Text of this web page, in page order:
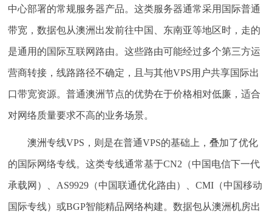
中心部署的常规服务器产品。这类服务器通常采用国际普通
带宽，数据包从澳洲出发前往中国、东南亚等地区时，走的
是通用的国际互联网路由。这些路由可能经过多个第三方运
营商转接，线路路径不确定，且与其他VPS用户共享国际出
口带宽资源。普通澳洲节点的优势在于价格相对低廉，适合
对网络质量要求不高的业务场景。
澳洲专线VPS ，则是在普通VPS的基础上，叠加了优化
的国际网络专线。这类专线通常基于CN2（中国电信下一代
承载网）、AS9929（中国联通优化路由）、CMI（中国移动
国际专线）或BGP智能精品网络构建。数据包从澳洲机房出